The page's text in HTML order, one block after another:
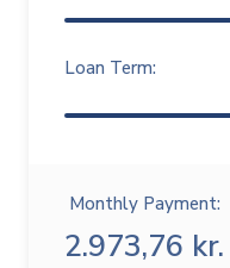
Loan Term:
Monthly Payment:
2.973,76 kr.